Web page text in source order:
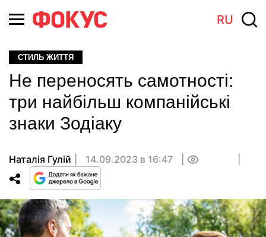
RU
СТИЛЬ ЖИТТЯ
Не переносять самотності:
три найбільш компанійські
знаки Зодіаку
Наталія Гулій 14.09.2023 в 16:47